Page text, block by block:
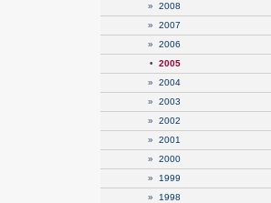
» 2008
» 2007
» 2006
• 2005
» 2004
» 2003
» 2002
» 2001
» 2000
» 1999
» 1998